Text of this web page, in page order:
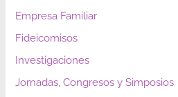
Empresa Familiar
Fideicomisos
Investigaciones
Jornadas, Congresos y Simposios